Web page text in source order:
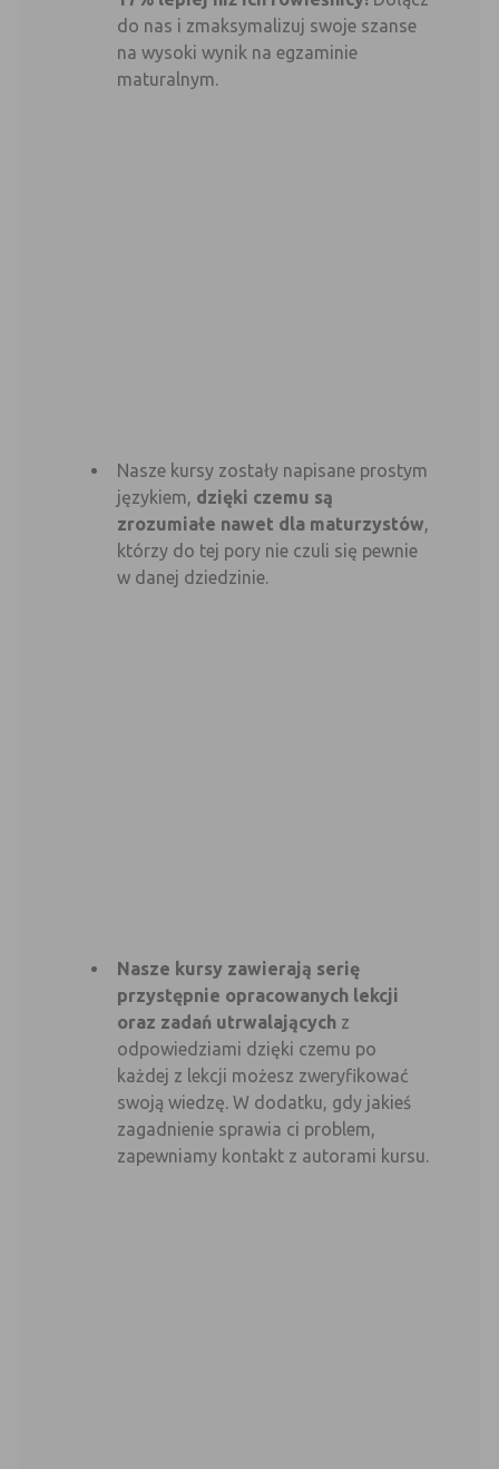
do nas i zmaksymalizuj swoje szanse
na wysoki wynik na egzaminie
maturalnym.
Nasze kursy zostały napisane prostym
językiem, dzięki czemu są
zrozumiałe nawet dla maturzystów,
którzy do tej pory nie czuli się pewnie
w danej dziedzinie.
Nasze kursy zawierają serię
przystępnie opracowanych lekcji
oraz zadań utrwalającychz
odpowiedziami dzięki czemu po
każdej z lekcji możesz zweryfikować
swoją wiedzę. W dodatku, gdy jakieś
zagadnienie sprawia ci problem,
zapewniamy kontakt z autorami kursu.